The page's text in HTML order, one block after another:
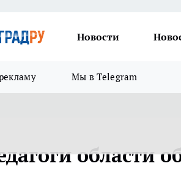
Новости
Мы в Telegram
области